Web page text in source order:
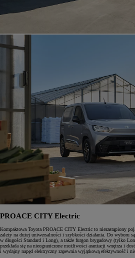
PROACE CITY Electric
Kompaktowa Toyota PROACE CITY Electric to niezastąpiony
zależy na dużej uniwersalności i szybkości działania. Do wyboru
w długości Standard i Long), a także furgon brygadowy (tylko
przekłada się na nieograniczone możliwości aranżacji wnętrza i
i wydajny napęd elektryczny zapewnia wyjątkową efektywność i